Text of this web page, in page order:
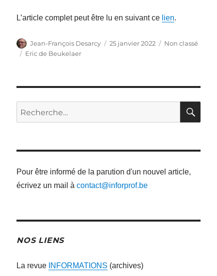
L’article complet peut être lu en suivant ce lien.
Auteur
Jean-François Desarcy
Publié
25 janvier 2022 Catégories
Non classé
Étiquettes
Eric de Beukelaer
Recherche
pour
Pour être informé de la parution d'un nouvel article,
écrivez un mail àcontact@inforprof.be
NOS LIENS
La revue INFORMATIONS (archives)